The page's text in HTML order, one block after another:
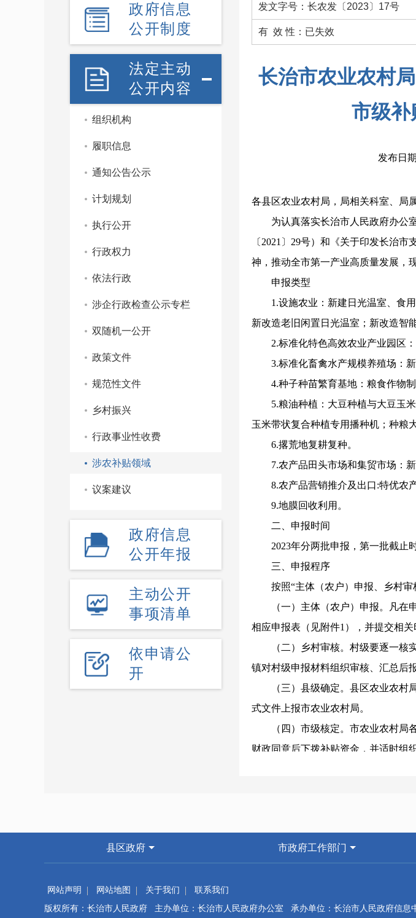
政府信息
公开制度
法定主动
公开内容
组织机构
履职信息
通知公告公示
计划规划
执行公开
行政权力
依法行政
涉企行政检查公示专栏
双随机一公开
政策文件
规范性文件
乡村振兴
行政事业性收费
涉农补贴领域
议案建议
政府信息
公开年报
主动公开
事项清单
依申请公
开
发文字号：长农发〔2023〕17号
有 效 性：已失效
长治市农业农村
市级补
发布日
各县区农业农村局，局相关科室、局
为认真落实长治市人民政府办公
〔2021〕29号）和《关于印发长治
神，推动全市第一产业高质量发展，
申报类型
1.设施农业：新建日光温室、食
新改造老旧闲置日光温室；新改造智
2.标准化特色高效农业产业园区
3.标准化畜禽水产规模养殖场：
4.种子种苗繁育基地：粮食作物
5.粮油种植：大豆种植与大豆玉
玉米带状复合种植专用播种机；种粮大
6.撂荒地复耕复种。
7.农产品田头市场和集贸市场：
8.农产品营销推介及出口:特优农
9.地膜回收利用。
二、申报时间
2023年分两批申报，第一批截止
三、申报程序
按照“主体（农户）申报、乡村审
（一）主体（农户）申报。凡
相应申报表（见附件1），并提交相
（二）乡村审核。村级要逐一
镇对村级申报材料组织审核、汇总后
（三）县级确定。县区农业农
式文件上报市农业农村局。
（四）市级核定。市农业农村
财政同意后下拨补贴资金，并适时组
任；要强化补贴对象管理，加强技术
级农业农村局负责申报工作的组织发
县区政府 市政府工作部门
网站声明 网站地图 关于我们
联系我们
版权所有：长治市人民政府 主办单位：长治市人民政府办公室 承办单位：长治市人民政府信息